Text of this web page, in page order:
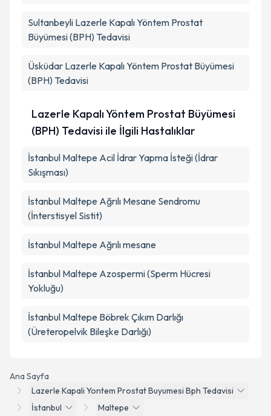
Ana Sayfa
Lazerle Kapali Yontem Prostat Buyumesi Bph Tedavisi
İstanbul
Maltepe
Sultanbeyli Lazerle Kapalı Yöntem Prostat
Büyümesi (BPH) Tedavisi
Üsküdar Lazerle Kapalı Yöntem Prostat Büyümesi
(BPH) Tedavisi
Lazerle Kapalı Yöntem Prostat Büyümesi
(BPH) Tedavisi ile İlgili Hastalıklar
İstanbul Maltepe Acil İdrar Yapma İsteği (İdrar
Sıkışması)
İstanbul Maltepe Ağrılı Mesane Sendromu
(İnterstisyel Sistit)
İstanbul Maltepe Ağrılı mesane
İstanbul Maltepe Azospermi (Sperm Hücresi
Yokluğu)
İstanbul Maltepe Böbrek Çıkım Darlığı
(Üreteropelvik Bileşke Darlığı)